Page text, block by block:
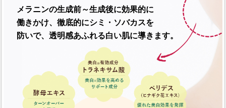
メラニンの生成前～生成後に効果的に
働きかけ、徹底的にシミ・ソバカスを
防いで、透明感あふれる白い肌に導きます。